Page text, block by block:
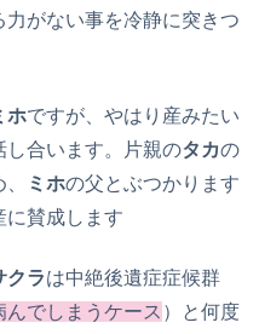
がない事を冷静に突きつ
ホですが、やはり産みたい
し合います。片親のタカの
ミホの父とぶつかります
に賛成します
クラは中絶後遺症症候群
でしまうケース ）と何度